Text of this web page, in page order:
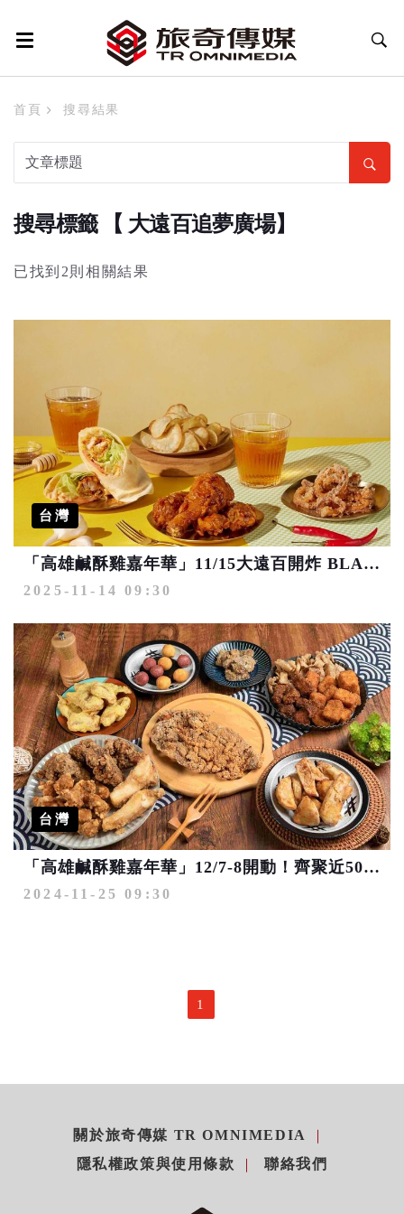
首頁 搜尋結果
搜尋標籤 【 大遠百追夢廣場】
已找到2則相關結果
台灣
「高雄鹹酥雞嘉年華」11/15大遠百開炸 BLACKPINK愛店共65攤美食應援登場
2025-11-14 09:30
台灣
「高雄鹹酥雞嘉年華」12/7-8開動！齊聚近50家人氣名店一「炸」高下
2024-11-25 09:30
1
關於旅奇傳媒 TR OMNIMEDIA
隱私權政策與使用條款
聯絡我們